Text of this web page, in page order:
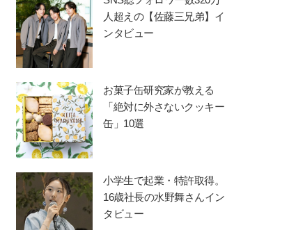
人超えの【佐藤三兄弟】イ
ンタビュー
お菓子缶研究家が教える
「絶対に外さないクッキー
缶」10選
小学生で起業・特許取得。
16歳社長の水野舞さんイン
タビュー